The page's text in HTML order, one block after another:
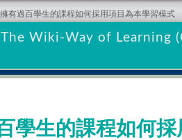
The Wiki-Way of Learning
有過百學生的課程如何採用項目為本學習模式
學生的課程如何採